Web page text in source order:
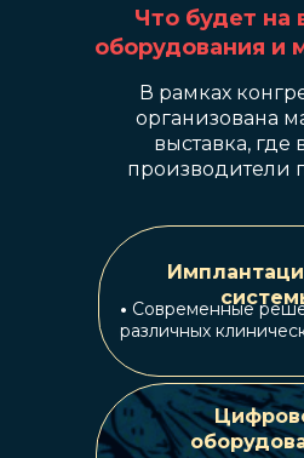
Что будет на
оборудования и
В рамках
организована
выставка,
производители
• Современные
различных